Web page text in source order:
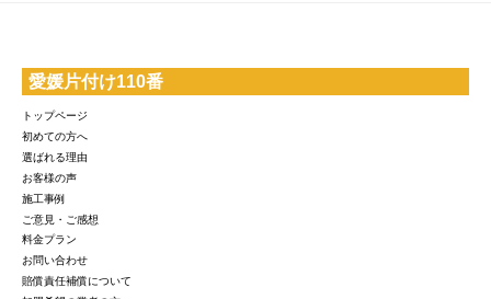
愛媛片付け110番
トップページ
初めての方へ
選ばれる理由
お客様の声
施工事例
ご意見・ご感想
料金プラン
お問い合わせ
賠償責任補償について